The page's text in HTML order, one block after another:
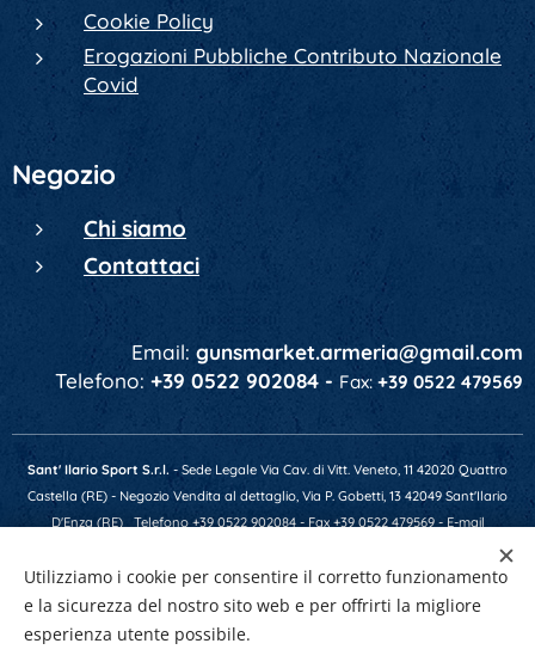
Cookie Policy
Erogazioni Pubbliche Contributo Nazionale
Covid
Negozio
Chi siamo
Contattaci
Email: gunsmarket.armeria@gmail.com
Telefono: +39 0522 902084 - Fax: +39 0522 479569
Sant' Ilario Sport S.r.l. - Sede Legale Via Cav. di Vitt. Veneto, 11 42020 Quattro
Castella (RE) - Negozio Vendita al dettaglio, Via P. Gobetti, 13 42049 Sant'Ilario
D'Enza (RE) Telefono +39 0522 902084 - Fax +39 0522 479569 - E-mail
gunsmarket.armeria@gmail.com - P.IVA 01641520356 - Numero REA RE-201607 -
Capitale Soc. € 10.400,00 i.v.
Utilizziamo i cookie per consentire il corretto funzionamento
e la sicurezza del nostro sito web e per offrirti la migliore
esperienza utente possibile.